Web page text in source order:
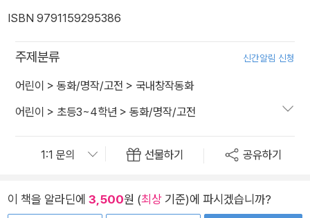
ISBN 9791159295386
주제분류 신간알림 신청
어린이 > 동화/명작/고전 > 국내창작동화
어린이 > 초등3~4학년 > 동화/명작/고전
선물하기 공유하기
이 책을 알라딘에 3,500원 (최상 기준)에 파시겠습니까?